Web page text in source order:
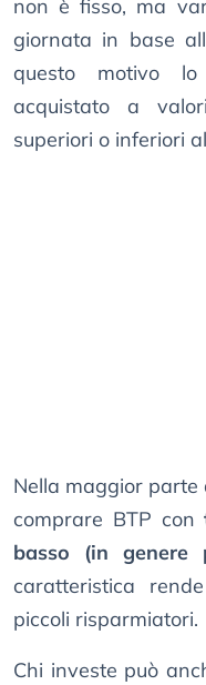
non è fisso, ma
giornata in base
questo motivo
acquistato a
superiori o inferiori
Nella maggior parte
comprare BTP con
basso (in genere
caratteristica
piccoli risparmiatori.
Chi investe può